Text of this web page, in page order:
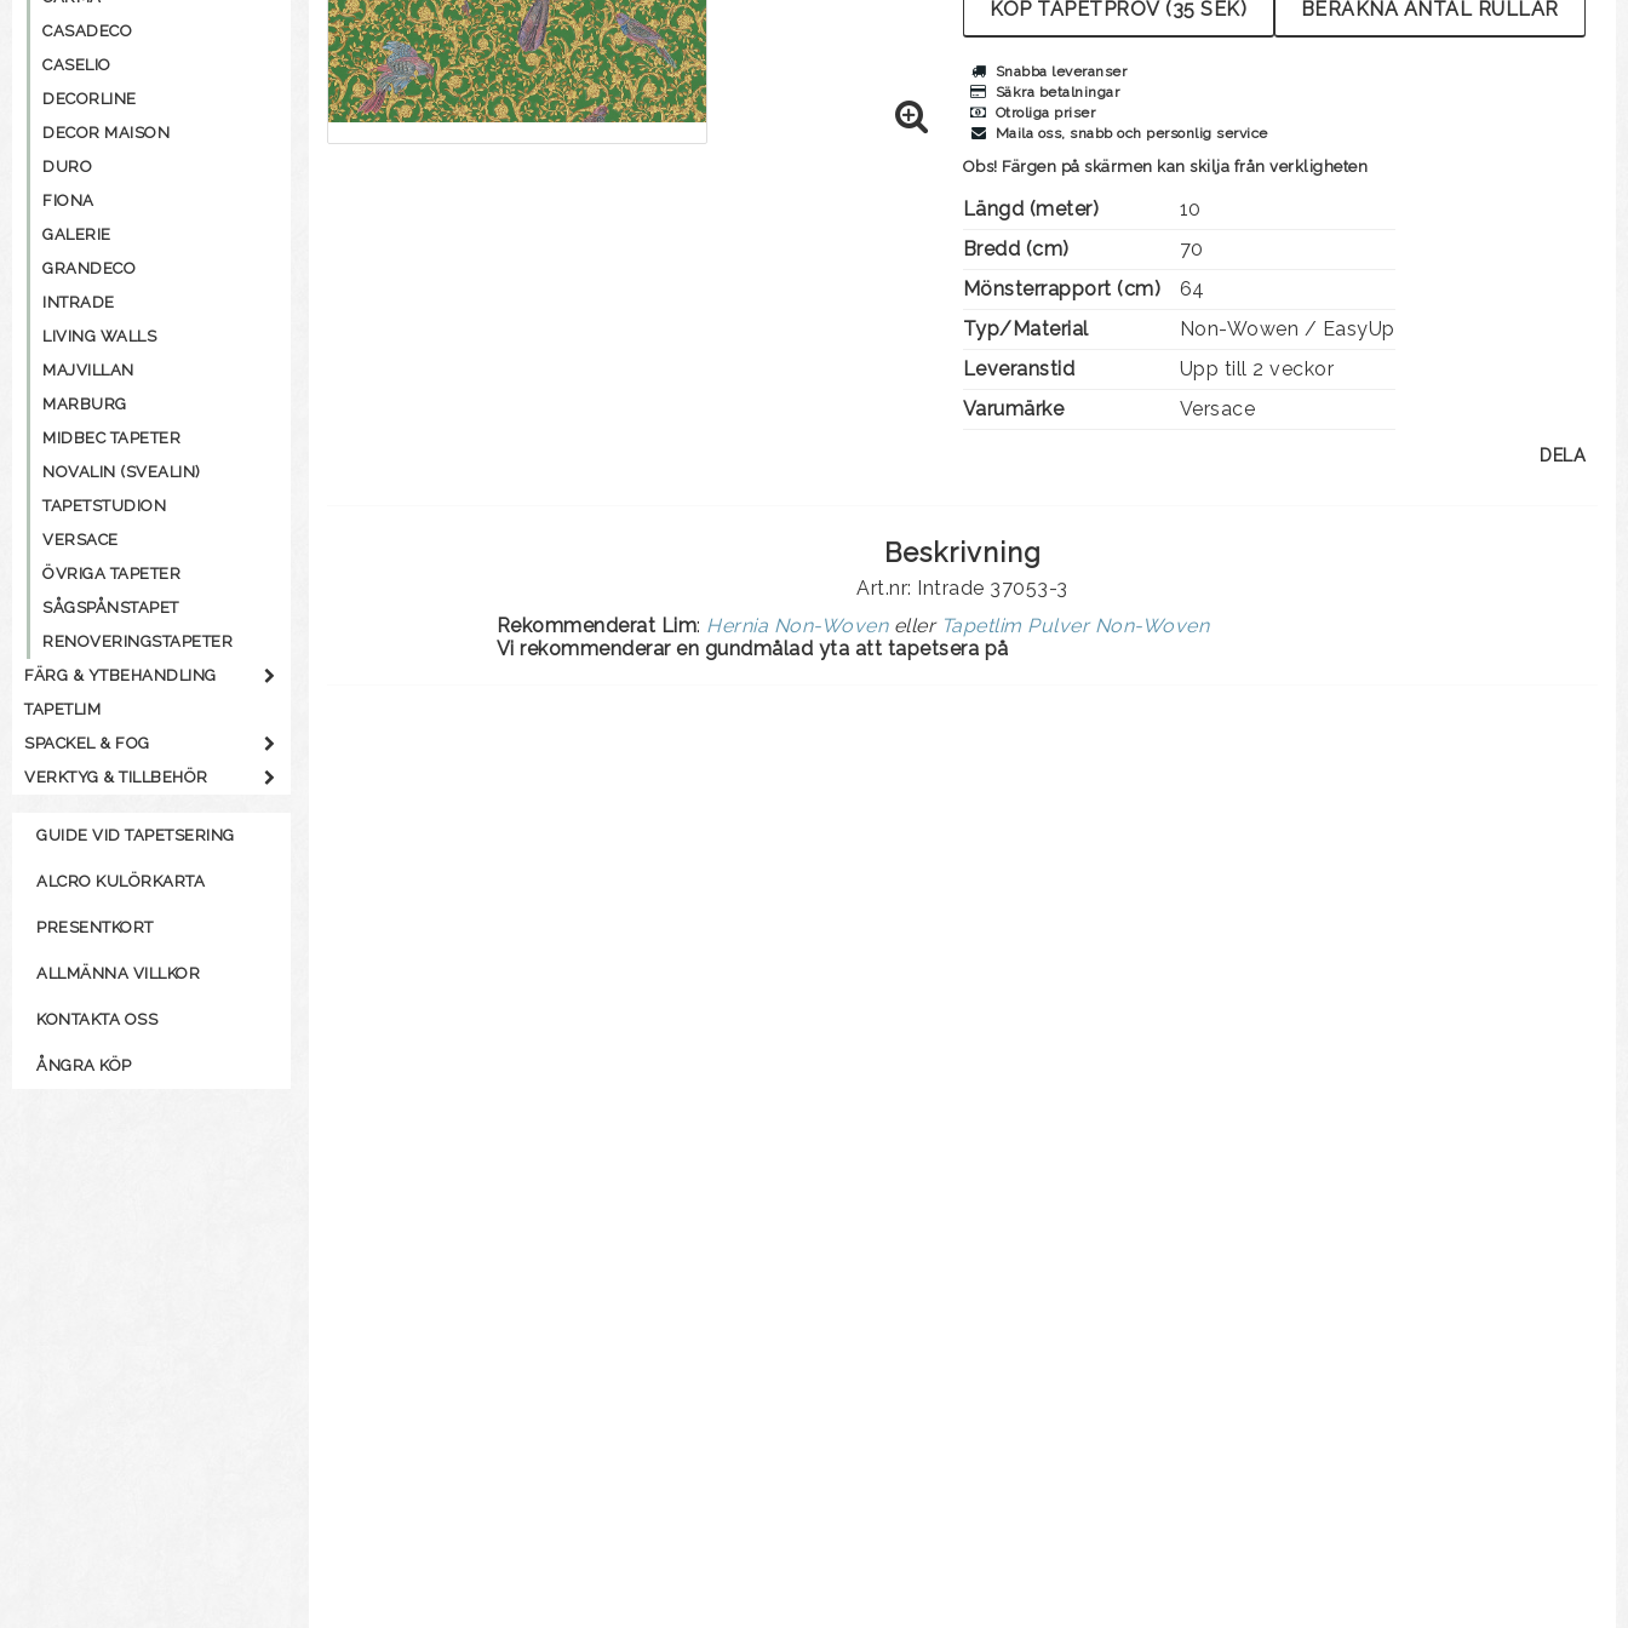
CASADECO
CASELIO
DECORLINE
DECOR MAISON
DURO
FIONA
GALERIE
GRANDECO
INTRADE
LIVING WALLS
MAJVILLAN
MARBURG
MIDBEC TAPETER
NOVALIN (SVEALIN)
TAPETSTUDION
VERSACE
ÖVRIGA TAPETER
SÅGSPÅNSTAPET
RENOVERINGSTAPETER
FÄRG & YTBEHANDLING
TAPETLIM
SPACKEL & FOG
VERKTYG & TILLBEHÖR
GUIDE VID TAPETSERING
ALCRO KULÖRKARTA
PRESENTKORT
ALLMÄNNA VILLKOR
KONTAKTA OSS
ÅNGRA KÖP
BERÄKNA ANTAL RULLAR
KÖP TAPETPROV (35 SEK)
Snabba leveranser
Säkra betalningar
Otroliga priser
Maila oss, snabb och personlig service
Obs! Färgen på skärmen kan skilja från verkligheten
Längd (meter)
10
Bredd (cm)
70
Mönsterrapport (cm)
64
Typ/Material
Non-Wowen / EasyUp
Leveranstid
Upp till 2 veckor
Varumärke
Versace
DELA
Beskrivning
Art.nr: Intrade 37053-3
Rekommenderat Lim: Hernia Non-Woveneller Tapetlim Pulver Non-Woven
Vi rekommenderar en gundmålad yta att tapetsera på